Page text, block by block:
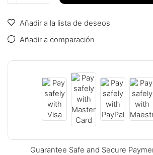
panel
panel
Añadir a la lista de deseos
Añadir a comparación
Guarantee Safe and Secure